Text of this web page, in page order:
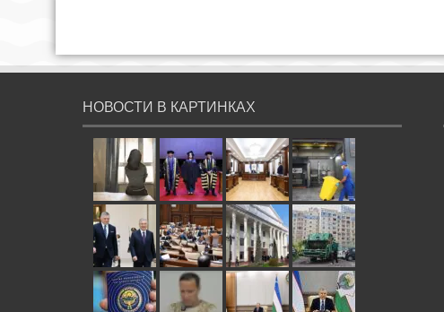
НОВОСТИ В КАРТИНКАХ